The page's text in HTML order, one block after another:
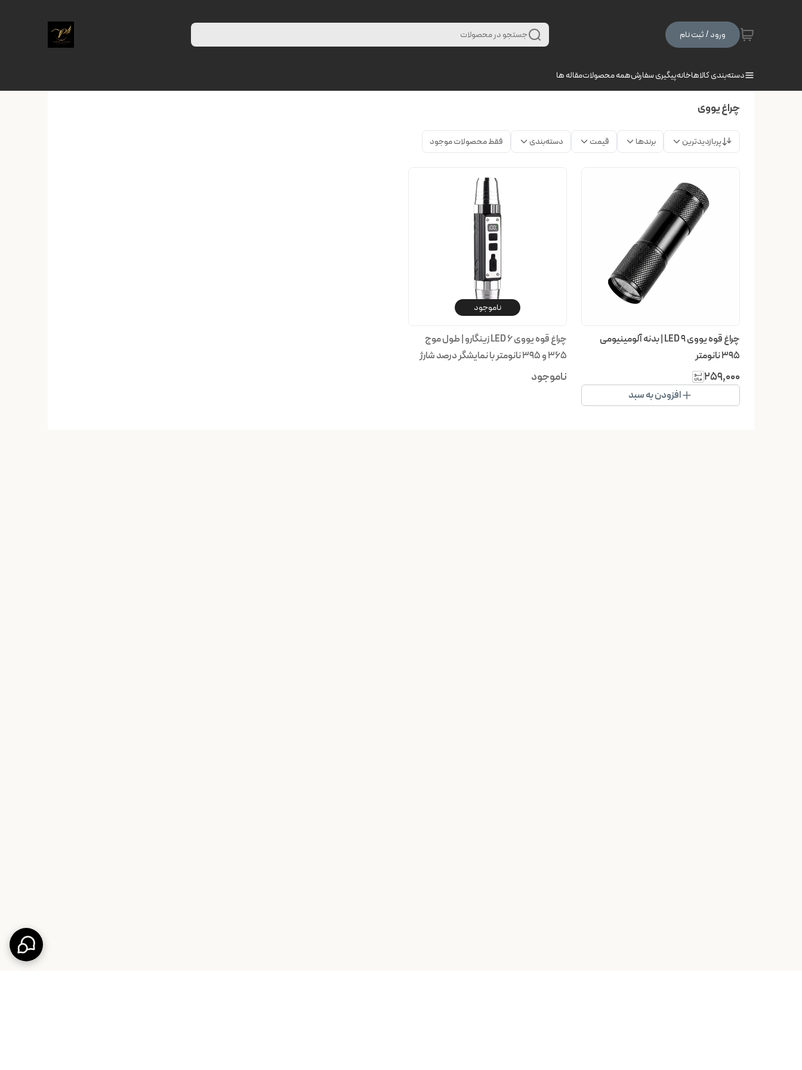
ورود / ثبت نام جستجو در محصولات
دسته‌بندی کالاهاخانهپیگیری سفارشهمه محصولاتمقاله ها
چراغ یووی
پربازدیدترین برندها قیمت دسته‌بندی فقط محصولات موجود
چراغ قوه یووی ۹ LED | بدنه آلومینیومی
۳۹۵ نانومتر
۲۵۹٬۰۰۰
افزودن به سبد
ناموجود
چراغ قوه یووی ۶ LED زینگارو | طول موج
۳۶۵ و ۳۹۵ نانومتر با نمایشگر درصد شارژ
ناموجود